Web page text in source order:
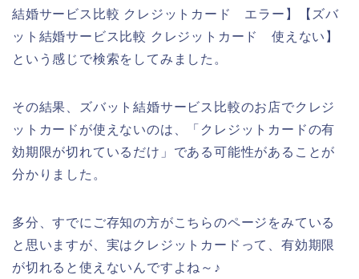
結婚サービス比較 クレジットカード エラー】【ズバ
ット結婚サービス比較 クレジットカード 使えない】
という感じで検索をしてみました。
その結果、ズバット結婚サービス比較のお店でクレジ
ットカードが使えないのは、「クレジットカードの有
効期限が切れているだけ」である可能性があることが
分かりました。
多分、すでにご存知の方がこちらのページをみている
と思いますが、実はクレジットカードって、有効期限
が切れると使えないんですよね～♪